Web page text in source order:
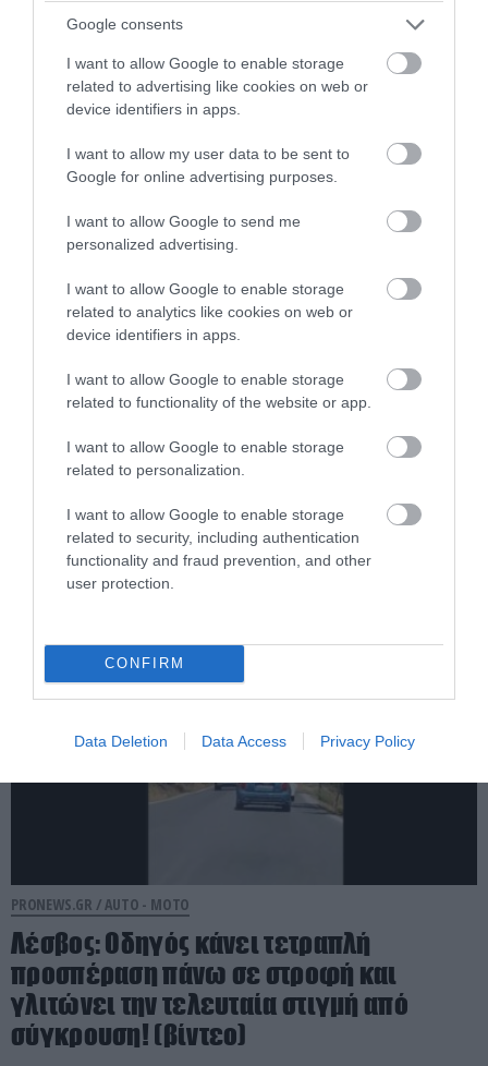
Google consents
I want to allow Google to enable storage
related to advertising like cookies on web or
device identifiers in apps.
I want to allow my user data to be sent to
Google for online advertising purposes.
I want to allow Google to send me
personalized advertising.
I want to allow Google to enable storage
related to analytics like cookies on web or
device identifiers in apps.
I want to allow Google to enable storage
related to functionality of the website or app.
I want to allow Google to enable storage
related to personalization.
I want to allow Google to enable storage
related to security, including authentication
functionality and fraud prevention, and other
user protection.
CONFIRM
Data Deletion Data Access Privacy Policy
Η «κρυφή» λειτουργία του κλειδιού
αυτοκινήτου που ελάχιστοι οδηγοί
γνωρίζουν
PRONEWS.GR /AUTO - MOTO
Αλλάζουν όλα στα διπλώματα οδήγησης:
Έρχεται το ευρωπαϊκό ψηφιακό
δίπλωμα και νέο «ποινολόγιο»
05.08.2026 | 13:36
PRONEWS.GR /AUTO - MOTO
Λέσβος: Οδηγός κάνει τετραπλή
προσπέραση πάνω σε στροφή και
γλιτώνει την τελευταία στιγμή από
σύγκρουση! (βίντεο)